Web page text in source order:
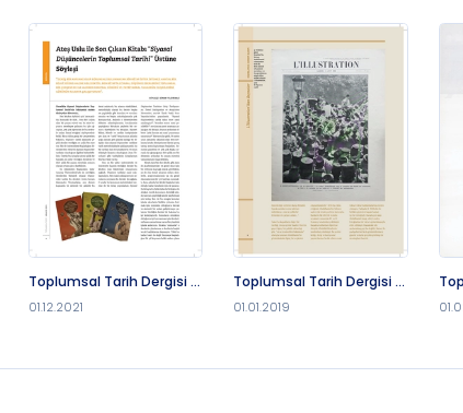
Toplumsal Tarih Dergisi -
01.12.2021
Toplumsal Tarih Dergisi -
01.01.2019